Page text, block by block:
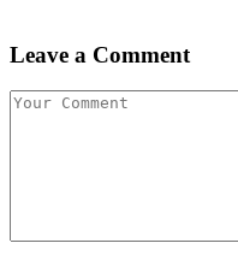
Leave a Comment